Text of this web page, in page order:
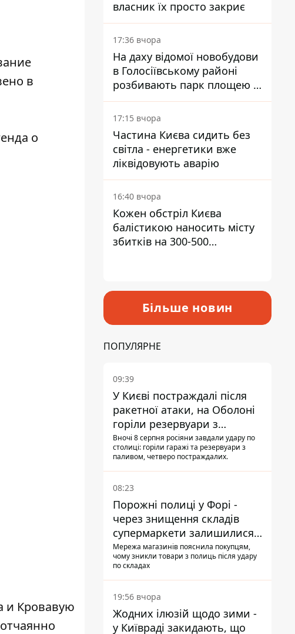
в
о
и Кровавую
власник їх просто закриє
17:36 вчора
На даху відомої новобудови
в Голосіївському районі
розбивають парк площею в
гектар
17:15 вчора
Частина Києва сидить без
світла - енергетики вже
ліквідовують аварію
16:40 вчора
Кожен обстріл Києва
балістикою наносить місту
збитків на 300-500
Більше новин
ПОПУЛЯРНЕ
09:39
У Києві постраждалі після
ракетної атаки, на Оболоні
горіли резервуари з
паливом
Вночі 8 серпня росіяни завдали удару по
столиці: горіли гаражі та резервуари з
паливом, четверо постраждалих.
08:23
Порожні полиці у Форі -
через знищення складів
супермаркети залишилися
без асортименту
Мережа магазинів пояснила покупцям,
чому зникли товари з полиць після удару
по складах
19:56 вчора
Жодних ілюзій щодо зими -
у Київраді закидають, що